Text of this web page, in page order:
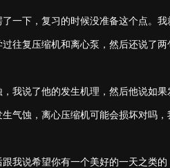
一下，复习的时候没准备这个点。
往复压缩机和离心泵，然后还说了
我说了他的发生机理，然后他说如
气蚀，离心压缩机可能会损坏对吗
我说希望你有一个美好的一天之类的